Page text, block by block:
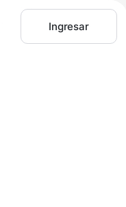
Ingresar